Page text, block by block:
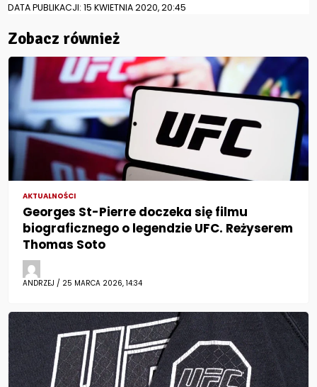
DATA PUBLIKACJI: 15 KWIETNIA 2020, 20:45
Zobacz również
AKTUALNOŚCI
Georges St-Pierre doczeka się filmu
biograficznego o legendzie UFC. Reżyserem
Thomas Soto
ANDRZEJ / 25 MARCA 2026, 14:34